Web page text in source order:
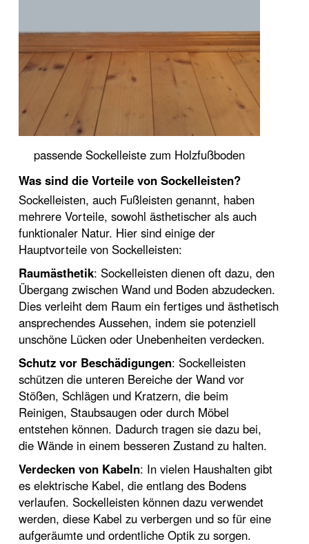
passende Sockelleiste zum Holzfußboden
Was sind die Vorteile von Sockelleisten?
Sockelleisten, auch Fußleisten genannt, haben
mehrere Vorteile, sowohl ästhetischer als auch
funktionaler Natur. Hier sind einige der
Hauptvorteile von Sockelleisten:
Raumästhetik: Sockelleisten dienen oft dazu, den
Übergang zwischen Wand und Boden abzudecken.
Dies verleiht dem Raum ein fertiges und ästhetisch
ansprechendes Aussehen, indem sie potenziell
unschöne Lücken oder Unebenheiten verdecken.
Schutz vor Beschädigungen: Sockelleisten
schützen die unteren Bereiche der Wand vor
Stößen, Schlägen und Kratzern, die beim
Reinigen, Staubsaugen oder durch Möbel
entstehen können. Dadurch tragen sie dazu bei,
die Wände in einem besseren Zustand zu halten.
Verdecken von Kabeln: In vielen Haushalten gibt
es elektrische Kabel, die entlang des Bodens
verlaufen. Sockelleisten können dazu verwendet
werden, diese Kabel zu verbergen und so für eine
aufgeräumte und ordentliche Optik zu sorgen.